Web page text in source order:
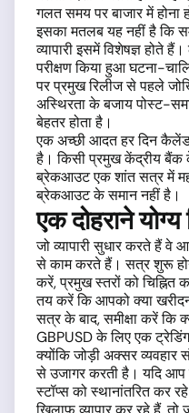
गलत समय पर बाजार में होना
इसका मतलब यह नहीं है कि
व्यापारी इसमें विशेषज्ञ
परीक्षण किया हुआ घटना-
पर प्रमुख रिलीज से पहले
अस्थिरता के बजाय पोस्ट-
बेहतर होता है।
एक अच्छी आदत हर दिन
है। किसी प्रमुख केंद्रीय बैंक
ब्रेकआउट एक शांत सत्र में
ब्रेकआउट के समान नहीं है।
एक दोहराने योग्य
जो व्यापारी सुधार करते हैं वे
से काम करते हैं। सत्र शुरू
करें, प्रमुख स्तरों को चिह्नित
तय करें कि आपको क्या
सत्र के बाद, समीक्षा करें कि
GBPUSD के लिए एक
क्योंकि जोड़ी अक्सर व्यवहार
से उजागर करती है। यदि आप
स्टॉप्स को स्थानांतरित कर